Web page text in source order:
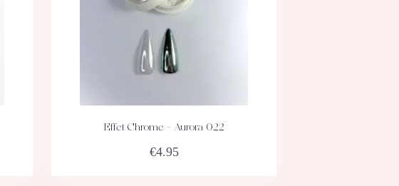
ACHETEZ DÉTAILS
Effet Chrome – Aurora 022
€4.95